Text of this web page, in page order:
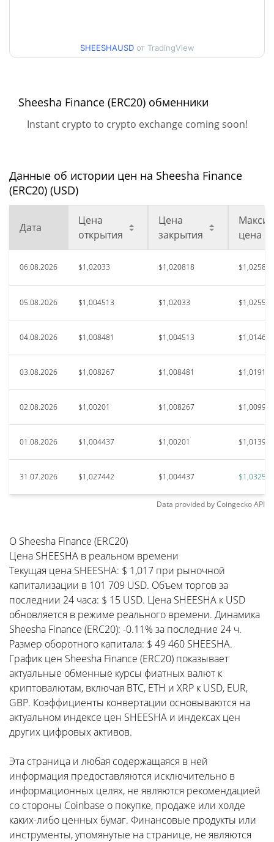
Мин. / максцена за 30
дней
$1,014571 / $1,0258375
дней
Мин. / макс цена за 52
Исторический макс.
февр. 7, 2022 (4 лет назад)
$137,38
Исторический мин.
июль 9, 2026 (28 дней назад)
$0,633253
60.63%
SHEESHAUSD от TradingView
Sheesha Finance (ERC20) обменники
Instant crypto to crypto exchange coming soon!
Данные об истории цен на Sheesha Finance
(ERC20) (USD)
Дата
Цена
открытия
Цена
закрытия
цена
06.08.2026 $1,02033 $1,020818 $1,025838
05.08.2026 $1,004513 $1,02033 $1,025554
04.08.2026 $1,008481 $1,004513 $1,014691
03.08.2026 $1,008267 $1,008481 $1,019107
02.08.2026 $1,00201 $1,008267 $1,009929
01.08.2026 $1,004437 $1,00201 $1,013904
31.07.2026 $1,027442 $1,004437 $1,03252
Data provided byCoingeckoAPI
О Sheesha Finance (ERC20)
Цена SHEESHA в реальном времени
Текущая цена SHEESHA: $ 1,017 при рыночной
капитализации в 101 709 USD. Объем торгов за
последнии 24 часа: $ 15 USD. Цена SHEESHA к USD
обновляется в режиме реального времени. Динамика
Sheesha Finance (ERC20): -0.11% за последние 24 ч.
Размер оборотного капитала: $ 49 460 SHEESHA.
График цен Sheesha Finance (ERC20) показывает
актуальные обменные курсы фиатных валют к
криптовалютам, включая BTC, ETH и XRP к USD, EUR,
GBP. Коэффициенты конвертации основываются на
актуальном индексе цен SHEESHA и индексах цен
других цифровых активов.
Эта страница и любая содержащаяся в ней
информация предоставляются исключительно в
информационных целях, не являются рекомендацией
со стороны Coinbase о покупке, продаже или холде
каких-либо ценных бумаг. Финансовые продукты или
инструменты, упомянутые на странице, не являются